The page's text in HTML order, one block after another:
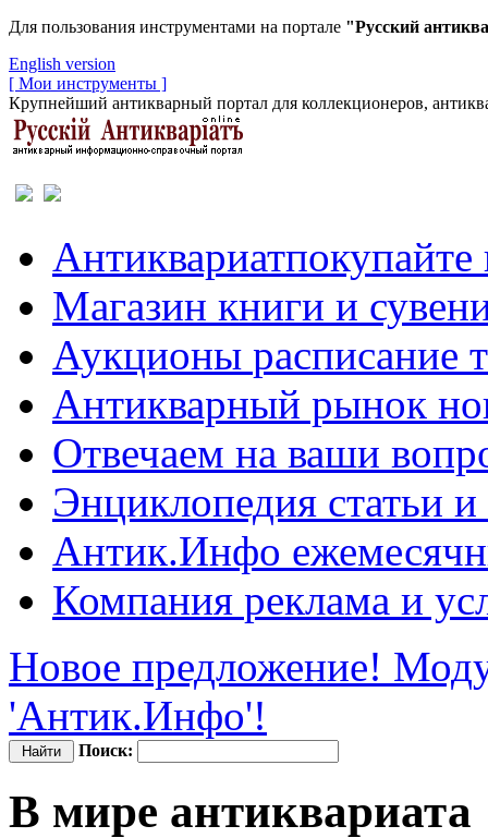
Для пользования инструментами на портале "Русский
English version
[ Мои инструменты ]
Крупнейший антикварный портал для коллекционеров,
Антиквариатпокупайте
Магазин книги и
Аукционы расписание
Антикварный рынок
Отвечаем на ваши
Энциклопедия статьи
Антик.Инфо
Компания реклама и
Новое предложение!
'Антик.Инфо'!
Поиск:
В мире антиквариата